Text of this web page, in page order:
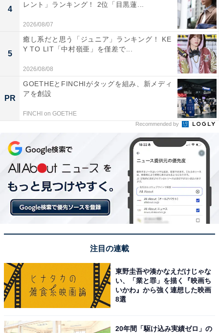
同率3位は、創業150年以上の老舗「木村屋總本店」。明
治時代、明治天皇に献上した「酒種 桜あんぱん」などの
定番のあんぱんに加えて、青森ふじりんごやシャインマ
スカットなどを使用した季節限定のあんぱんも人気で
す。
回答者からは、「あんぱんは最強です。あんの味が他社
と違って美味しいです（54歳女性／兵庫県）」「酒種の
アンパン、特にさくらあんばんは他の追随を許さない一
品かと思います（57歳女性／東京都）」など、木村屋總
本店のあんぱんが一番おいしいとの声が集まりました。
ほかにも、「木村屋といえばもちろん、あんぱんが有名
であるが、クリームパン、メロンパン、デニッシュ系の
パン、コロネ系のパンなどの菓子パンも品揃えが多くい
ずれも美味しく頂ける菓子パンが多い（48歳男性／奈良
県）」のように、あんぱん以外の菓子パンにも高い評価
4
レント」ランキング！ 2位「目黒蓮...
2026/08/07
5
癒し系だと思う「ジュニア」ランキング！ KE
Y TO LIT「中村嶺亜」を僅差で...
2026/08/08
PR
GOETHEとFINCHIがタッグを組み、新メディ
アを創設
FINCHI on GOETHE
Recommended by
注目の連載
東野圭吾や湊かなえだけじゃな
い、「業と罪」を描く『映画ち
いかわ』から強く連想した映画
8選
20年間「駆け込み実績ゼロ」の